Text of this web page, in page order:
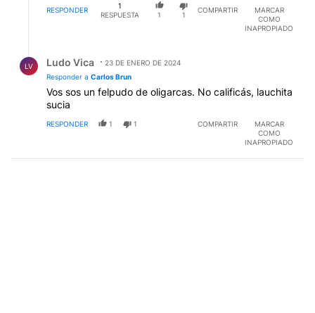
RESPONDER
1
RESPUESTA
1 1
COMPARTIR
MARCAR
COMO
INAPROPIADO
LV Ludo Vica
23 DE ENERO DE 2024
Responder a Carlos Brun
Vos sos un felpudo de oligarcas. No calificás, lauchita
sucia
RESPONDER 1 1 COMPARTIR
MARCAR
COMO
INAPROPIADO